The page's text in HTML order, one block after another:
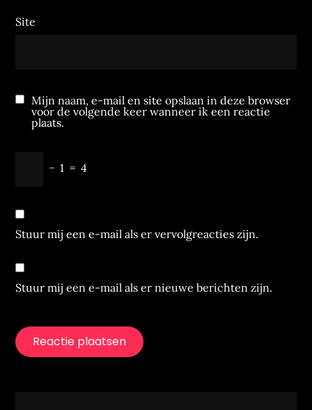
Site
Mijn naam, e-mail en site opslaan in deze browser
voor de volgende keer wanneer ik een reactie
plaats.
− 1 = 4
Stuur mij een e-mail als er vervolgreacties zijn.
Stuur mij een e-mail als er nieuwe berichten zijn.